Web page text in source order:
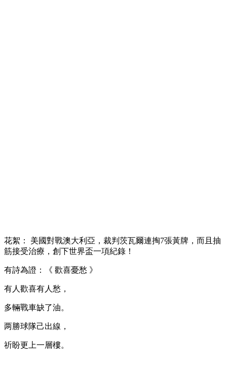
花絮： 美國對戰澳大利亞，裁判茨瓦爾連掏7張黃牌，而且抽
筋接受治療，創下世界盃一項紀錄！
有詩為證：《 歡喜憂愁 》
有人歡喜有人愁，
多輛戰車缺了油。
两勝球隊己出線，
祈盼更上一層樓。